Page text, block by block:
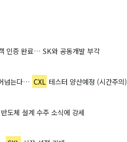
인증 완료… SK와 공동개발 부각
넘는다… CXL 테스터 양산예정 (시간주의)
도체 설계 수주 소식에 강세